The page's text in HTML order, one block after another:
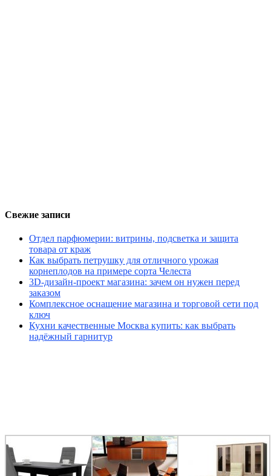
Свежие записи
Отдел парфюмерии: витрины, подсветка и защита
товара от краж
Как выбрать петрушку для отличного урожая
корнеплодов на примере сорта Челеста
3D-дизайн-проект магазина: зачем он нужен перед
заказом
Комплексное оснащение магазина и торговой сети под
ключ
Кухни качественные Москва купить: как выбрать
надёжный гарнитур